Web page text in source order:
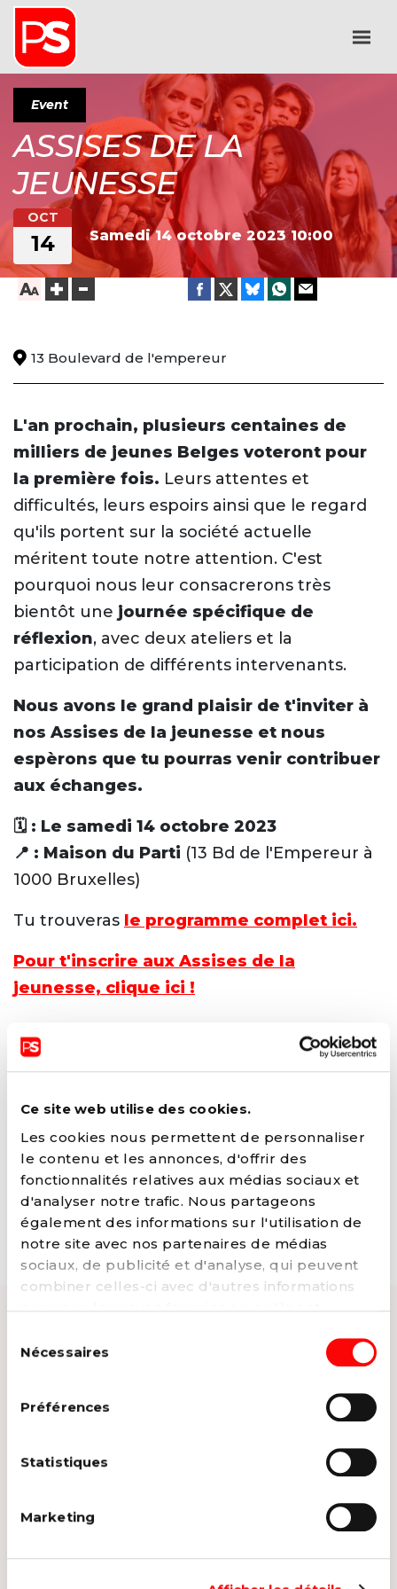
Ce site web utilise des cookies.
Les cookies nous permettent de personnaliser
le contenu et les annonces, d'offrir des
fonctionnalités relatives aux médias sociaux et
d'analyser notre trafic. Nous partageons
également des informations sur l'utilisation de
notre site avec nos partenaires de médias
sociaux, de publicité et d'analyse, qui peuvent
combiner celles-ci avec d'autres informations
services. Vous pouvez à tout moment modifier
politique
duNécessaires
Préférences
Statistiques
Marketing
Event
ASSISES DE LA
JEUNESSE
OCT
14 Samedi 14 octobre 2023 10:00
13 Boulevard de l'empereur
L'an prochain, plusieurs centaines de
milliers de jeunes Belges voteront pour
la première fois. Leurs attentes et
difficultés, leurs espoirs ainsi que le regard
qu'ils portent sur la société actuelle
méritent toute notre attention. C'est
pourquoi nous leur consacrerons très
bientôt une journée spécifique de
réflexion, avec deux ateliers et la
participation de différents intervenants.
Nous avons le grand plaisir de t'inviter à
nos Assises de la jeunesse et nous
espèrons que tu pourras venir contribuer
aux échanges.
🗓️ : Le samedi 14 octobre 2023
📍 : Maison du Parti (13 Bd de l'Empereur à
1000 Bruxelles)
Tu trouveras le programme complet ici.
Pour t'inscrire aux Assises de la
jeunesse, clique ici !
DÉSOLÉ, CET ÉVÉNEMENT A DÉJÀ
EU LIEU 😅 CONSULTEZ NOS
PROCHAINS ÉVÉNEMENTSET
REJOIGNEZ-NOUS LA PROCHAINE
FOIS !